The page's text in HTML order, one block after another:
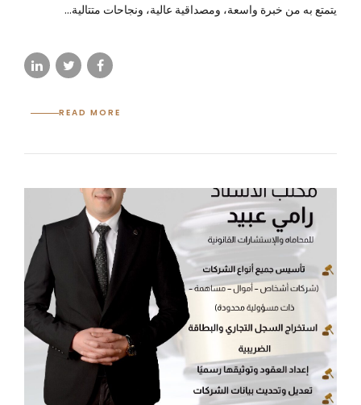
يتمتع به من خبرة واسعة، ومصداقية عالية، ونجاحات متتالية...
READ MORE